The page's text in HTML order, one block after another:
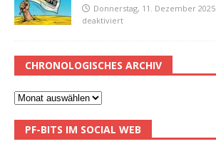
Donnerstag, 11. Dezember 2025
deaktiviert
CHRONOLOGISCHES ARCHIV
PF-BITS IM SOCIAL WEB